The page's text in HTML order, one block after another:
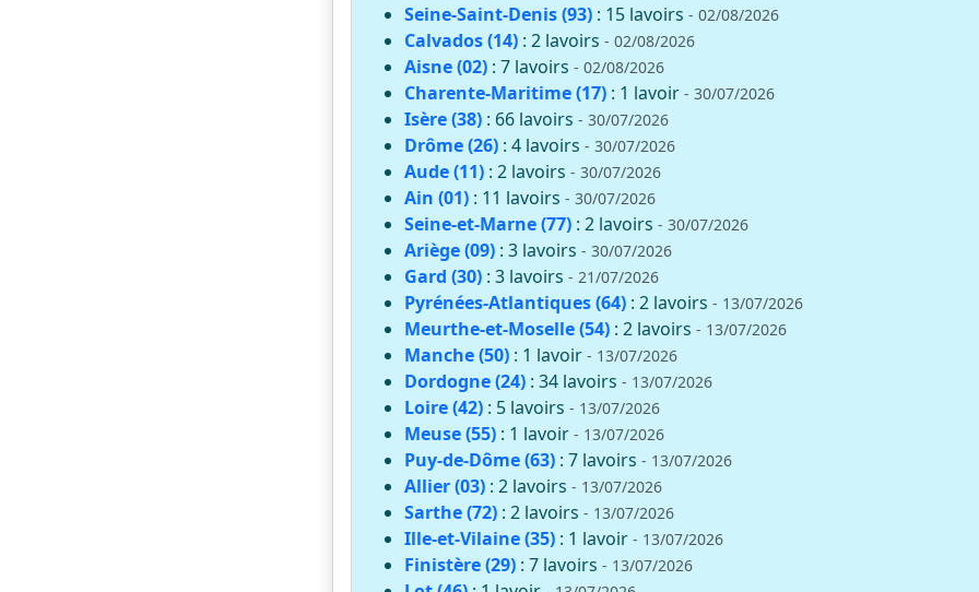
Seine-Saint-Denis (93) : 15 lavoirs - 02/08/2026
Calvados (14) : 2 lavoirs - 02/08/2026
Aisne (02) : 7 lavoirs - 02/08/2026
Charente-Maritime (17) : 1 lavoir - 30/07/2026
Isère (38) : 66 lavoirs - 30/07/2026
Drôme (26) : 4 lavoirs - 30/07/2026
Aude (11) : 2 lavoirs - 30/07/2026
Ain (01) : 11 lavoirs - 30/07/2026
Seine-et-Marne (77) : 2 lavoirs - 30/07/2026
Ariège (09) : 3 lavoirs - 30/07/2026
Gard (30) : 3 lavoirs - 21/07/2026
Pyrénées-Atlantiques (64) : 2 lavoirs - 13/07/2026
Meurthe-et-Moselle (54) : 2 lavoirs - 13/07/2026
Manche (50) : 1 lavoir - 13/07/2026
Dordogne (24) : 34 lavoirs - 13/07/2026
Loire (42) : 5 lavoirs - 13/07/2026
Meuse (55) : 1 lavoir - 13/07/2026
Puy-de-Dôme (63) : 7 lavoirs - 13/07/2026
Allier (03) : 2 lavoirs - 13/07/2026
Sarthe (72) : 2 lavoirs - 13/07/2026
Ille-et-Vilaine (35) : 1 lavoir - 13/07/2026
Finistère (29) : 7 lavoirs - 13/07/2026